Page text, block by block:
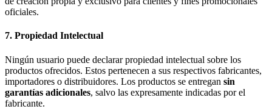
oficiales.
7. Propiedad Intelectual
Ningún usuario puede declarar propiedad intelectual sobre los
productos ofrecidos. Estos pertenecen a sus respectivos fabricantes,
importadores o distribuidores. Los productos se entregan sin
garantías adicionales, salvo las expresamente indicadas por el
fabricante.